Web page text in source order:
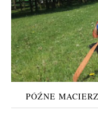
PÓŹNE